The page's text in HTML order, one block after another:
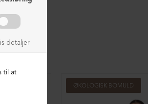
ØKOLOGISK BOMULD